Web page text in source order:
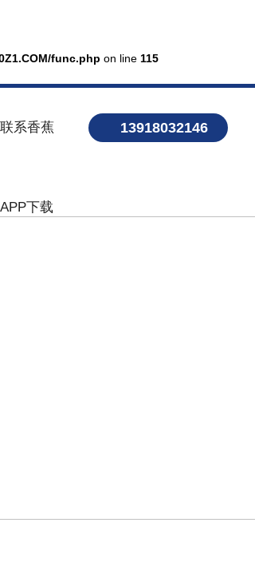
func.php on line 115
13918032146
联系香蕉
APP下载